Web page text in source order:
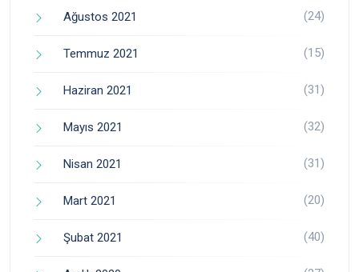
Ağustos 2021 (24)
Temmuz 2021 (15)
Haziran 2021 (31)
Mayıs 2021 (32)
Nisan 2021 (31)
Mart 2021 (20)
Şubat 2021 (40)